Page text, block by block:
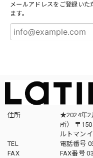
メールアドレスをご登録い
ます。
住所
★2024年2
所） 〒
ルトマン
TEL
電話番号
FAX
FAX番号